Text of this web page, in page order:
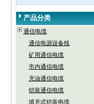
产品分类
通信电缆
通信电源设备线
矿用通信电缆
市内通信电缆
充油通信电缆
铠装通信电缆
填充式铠装电缆